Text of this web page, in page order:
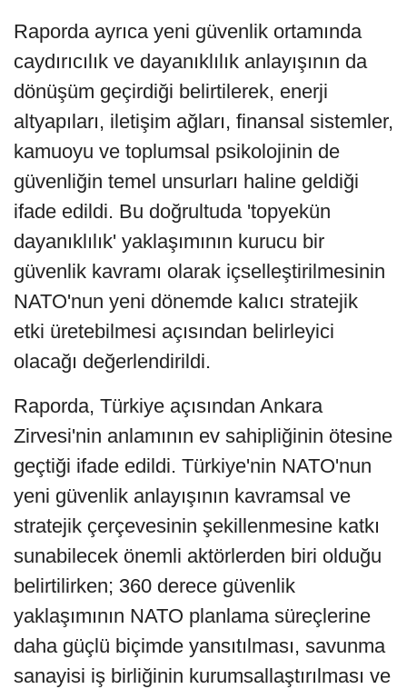
Raporda ayrıca yeni güvenlik ortamında
caydırıcılık ve dayanıklılık anlayışının da
dönüşüm geçirdiği belirtilerek, enerji
altyapıları, iletişim ağları, finansal sistemler,
kamuoyu ve toplumsal psikolojinin de
güvenliğin temel unsurları haline geldiği
ifade edildi. Bu doğrultuda 'topyekün
dayanıklılık' yaklaşımının kurucu bir
güvenlik kavramı olarak içselleştirilmesinin
NATO'nun yeni dönemde kalıcı stratejik
etki üretebilmesi açısından belirleyici
olacağı değerlendirildi.
Raporda, Türkiye açısından Ankara
Zirvesi'nin anlamının ev sahipliğinin ötesine
geçtiği ifade edildi. Türkiye'nin NATO'nun
yeni güvenlik anlayışının kavramsal ve
stratejik çerçevesinin şekillenmesine katkı
sunabilecek önemli aktörlerden biri olduğu
belirtilirken; 360 derece güvenlik
yaklaşımının NATO planlama süreçlerine
daha güçlü biçimde yansıtılması, savunma
sanayisi iş birliğinin kurumsallaştırılması ve